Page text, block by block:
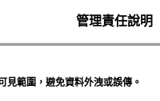
管理責任說明
見範圍，避免資料外洩或誤傳。